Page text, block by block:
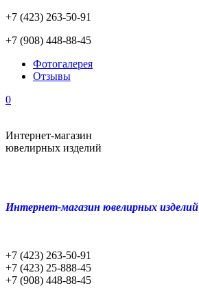
+7 (423) 263-50-91
+7 (908) 448-88-45
Фотогалерея
Отзывы
0
Интернет-магазин
ювелирных изделий
Интернет-магазин ювелирных изделий
+7 (423) 263-50-91
+7 (423) 25-888-45
+7 (908) 448-88-45